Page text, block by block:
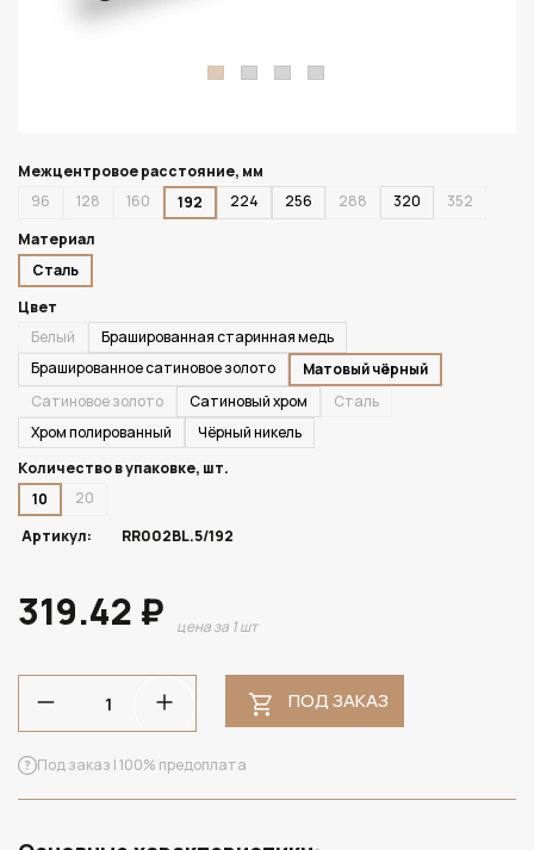
Межцентровое расстояние, мм
96
128 160 192 224 256 288 320
352
Материал
Сталь
Цвет
Белый
Брашированная старинная медь
Брашированное сатиновое золото
Матовый чёрный
Сатиновое золото
Сатиновый хром
Сталь
Хром полированный
Чёрный никель
Количество в упаковке, шт.
10
20
Артикул:
RR002BL.5/192
319.42 ₽ цена за 1 шт
ПОД ЗАКАЗ
Под заказ | 100% предоплата